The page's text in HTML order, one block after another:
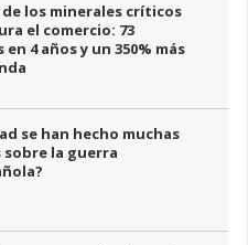
de los minerales críticos
el comercio: 73
en 4 años y un 350% más
se han hecho muchas
sobre la guerra